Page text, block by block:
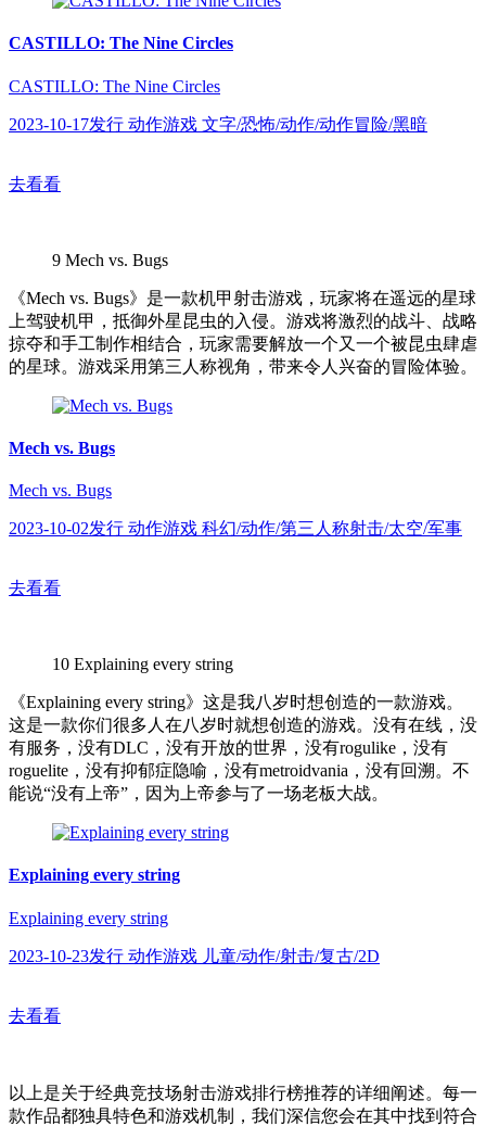
CASTILLO: The Nine Circles
CASTILLO: The Nine Circles
2023-10-17发行 动作游戏 文字/恐怖/动作/动作冒险/黑暗
去看看
9 Mech vs. Bugs
《Mech vs. Bugs》是一款机甲射击游戏，玩家将在遥远的星球
上驾驶机甲，抵御外星昆虫的入侵。游戏将激烈的战斗、战略
掠夺和手工制作相结合，玩家需要解放一个又一个被昆虫肆虐
的星球。游戏采用第三人称视角，带来令人兴奋的冒险体验。
Mech vs. Bugs
Mech vs. Bugs
2023-10-02发行 动作游戏 科幻/动作/第三人称射击/太空/军事
去看看
10 Explaining every string
《Explaining every string》这是我八岁时想创造的一款游戏。
这是一款你们很多人在八岁时就想创造的游戏。没有在线，没
有服务，没有DLC，没有开放的世界，没有rogulike，没有
roguelite，没有抑郁症隐喻，没有metroidvania，没有回溯。不
能说“没有上帝”，因为上帝参与了一场老板大战。
Explaining every string
Explaining every string
2023-10-23发行 动作游戏 儿童/动作/射击/复古/2D
去看看
以上是关于经典竞技场射击游戏排行榜推荐的详细阐述。每一
款作品都独具特色和游戏机制，我们深信您会在其中找到符合